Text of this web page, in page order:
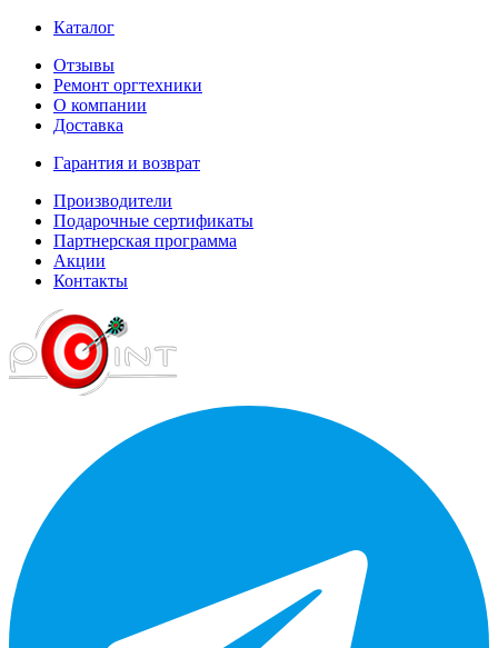
Каталог
Отзывы
Ремонт оргтехники
О компании
Доставка
Гарантия и возврат
Производители
Подарочные сертификаты
Партнерская программа
Акции
Контакты